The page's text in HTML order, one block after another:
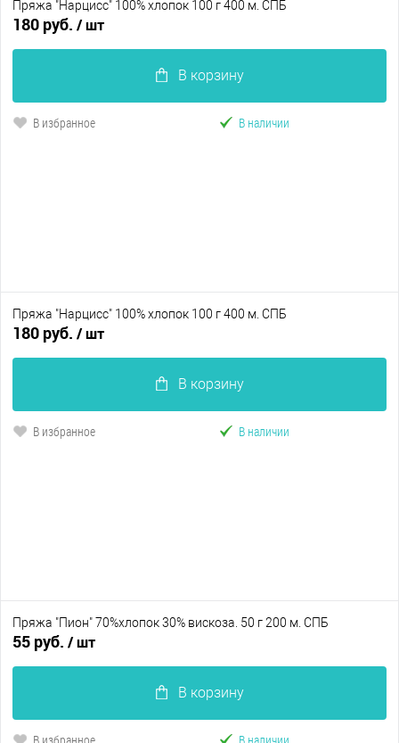
Пряжа "Нарцисс" 100% хлопок 100 г 400 м. СПБ
180 руб. / шт
В корзину
В избранное В наличии
Пряжа "Нарцисс" 100% хлопок 100 г 400 м. СПБ
180 руб. / шт
В корзину
В избранное В наличии
Пряжа "Пион" 70%хлопок 30% вискоза. 50 г 200 м. СПБ
55 руб. / шт
В корзину